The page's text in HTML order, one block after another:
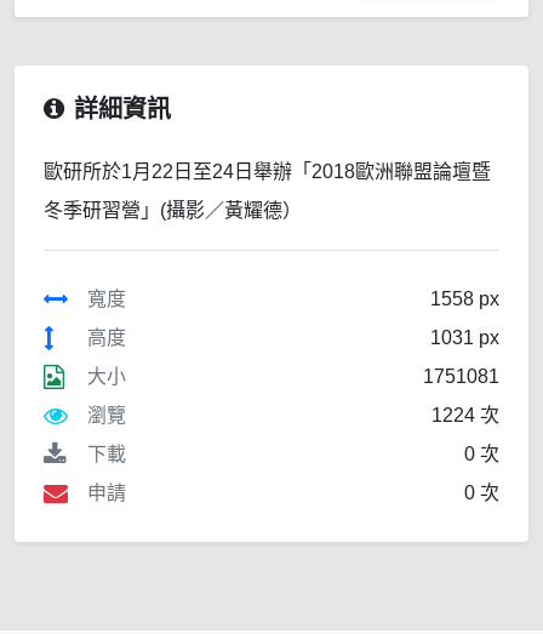
詳細資訊
歐研所於1月22日至24日舉辦「2018歐洲聯盟論壇暨
冬季研習營」(攝影／黃耀德）
寬度
1558 px
高度
1031 px
大小
1751081
瀏覽
1224 次
下載
0 次
申請
0 次